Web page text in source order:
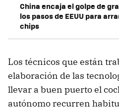
China encaja el golpe de
los pasos de EEUU para
chips
Los técnicos que están
elaboración de las
llevar a buen puerto el
autónomo recurren